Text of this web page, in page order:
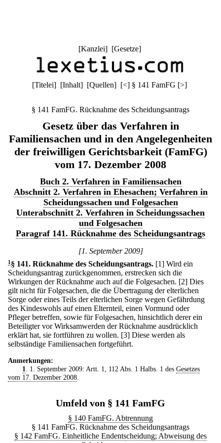
[Kanzlei] [Gesetze]
[Titelei] [Inhalt] [Quellen] [<] § 141 FamFG [>]
§ 141 FamFG. Rücknahme des Scheidungsantrags
Gesetz über das Verfahren in
Familiensachen und in den Angelegenheiten
der freiwilligen Gerichtsbarkeit (FamFG)
vom 17. Dezember 2008
Buch 2. Verfahren in Familiensachen
Abschnitt 2. Verfahren in Ehesachen; Verfahren in
Scheidungssachen und Folgesachen
Unterabschnitt 2. Verfahren in Scheidungssachen
und Folgesachen
Paragraf 141. Rücknahme des Scheidungsantrags
[1. September 2009]
1 § 141. Rücknahme des Scheidungsantrags. [1] Wird ein
Scheidungsantrag zurückgenommen, erstrecken sich die
Wirkungen der Rücknahme auch auf die Folgesachen. [2] Dies
gilt nicht für Folgesachen, die die Übertragung der elterlichen
Sorge oder eines Teils der elterlichen Sorge wegen Gefährdung
des Kindeswohls auf einen Elternteil, einen Vormund oder
Pfleger betreffen, sowie für Folgesachen, hinsichtlich derer ein
Beteiligter vor Wirksamwerden der Rücknahme ausdrücklich
erklärt hat, sie fortführen zu wollen. [3] Diese werden als
selbständige Familiensachen fortgeführt.
Anmerkungen:
1
. 1. September 2009: Artt. 1, 112 Abs. 1 Halbs. 1 des Gesetzes
vom 17. Dezember 2008
Umfeld von § 141 FamFG
§ 140 FamFG. Abtrennung
§ 141 FamFG. Rücknahme des Scheidungsantrags
§ 142 FamFG. Einheitliche Endentscheidung; Abweisung des